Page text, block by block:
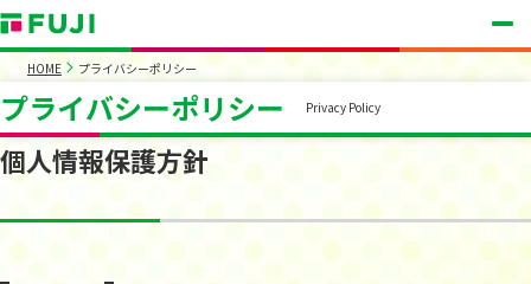
HOME プライバシーポリシー
プライバシーポリシー Privacy Policy
個人情報保護方針